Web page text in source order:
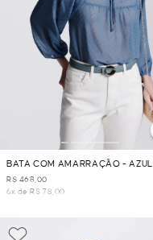
BATA COM AMARRAÇÃO - AZUL
R$ 468,00
6x de R$ 78,00